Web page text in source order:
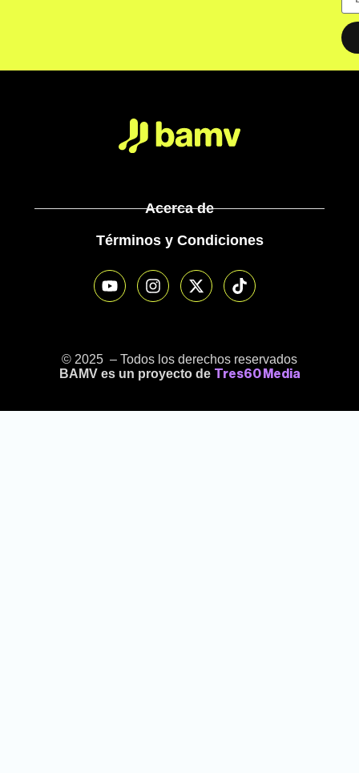
Acerca de
Términos y Condiciones
© 2025 – Todos los derechos reservados
BAMV es un proyecto de Tres60 Media